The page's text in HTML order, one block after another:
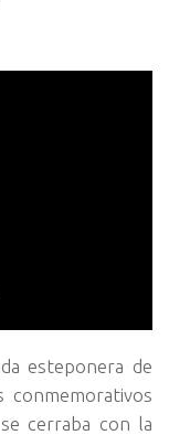
esteponera de
conmemorativos
cerraba con la